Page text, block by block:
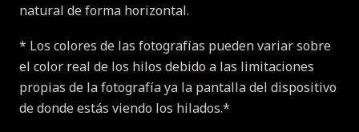
natural de forma horizontal.
* Los colores de las fotografías pueden variar sobre
el color real de los hilos debido a las limitaciones
propias de la fotografía ya la pantalla del dispositivo
de donde estás viendo los hilados.*